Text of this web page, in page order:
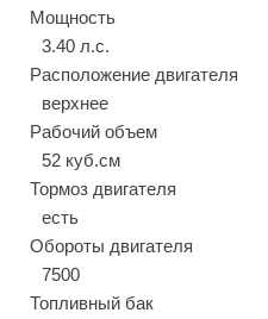
Мощность
3.40 л.с.
Расположение двигателя
верхнее
Рабочий объем
52 куб.см
Тормоз двигателя
есть
Обороты двигателя
7500
Топливный бак